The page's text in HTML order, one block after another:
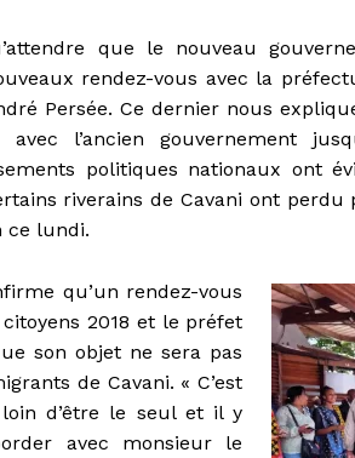
que le nouveau
rendez-vous avec la
Persée. Ce dernier nous
l’ancien gouvernement
politiques nationaux ont
riverains de Cavani ont
ce lundi.
qu’un rendez-vous
2018 et le préfet
son objet ne sera pas
de Cavani. « C’est
d’être le seul et il y
avec monsieur le